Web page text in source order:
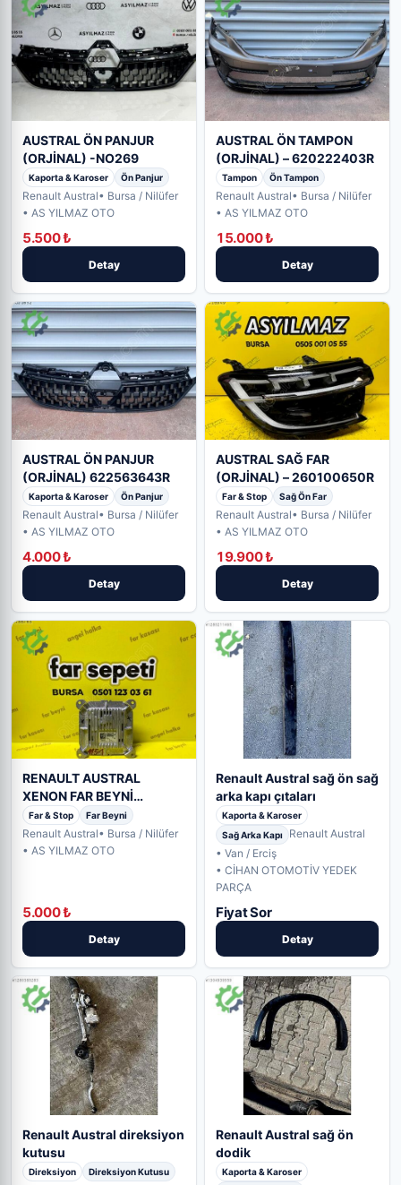
AUSTRAL ÖN PANJUR
(ORJİNAL) -NO269
Kaporta & Karoser Ön Panjur
Renault Austral• Bursa / Nilüfer
• AS YILMAZ OTO
5.500 ₺
Detay
AUSTRAL ÖN TAMPON
(ORJİNAL) – 620222403R
Tampon Ön Tampon
Renault Austral• Bursa / Nilüfer
• AS YILMAZ OTO
15.000 ₺
Detay
AUSTRAL ÖN PANJUR
(ORJİNAL) 622563643R
Kaporta & Karoser Ön Panjur
Renault Austral• Bursa / Nilüfer
• AS YILMAZ OTO
4.000 ₺
Detay
AUSTRAL SAĞ FAR
(ORJİNAL) – 260100650R
Far & Stop Sağ Ön Far
Renault Austral• Bursa / Nilüfer
• AS YILMAZ OTO
19.900 ₺
Detay
RENAULT AUSTRAL
XENON FAR BEYNİ
(ORJİNAL) 260559754R
Far & Stop Far Beyni
Renault Austral• Bursa / Nilüfer
• AS YILMAZ OTO
5.000 ₺
Detay
Renault Austral sağ ön sağ
arka kapı çıtaları
Kaporta & Karoser
Sağ Arka Kapı
Renault Austral
• Van / Erciş
• CİHAN OTOMOTİV YEDEK
PARÇA
Fiyat Sor
Detay
Renault Austral direksiyon
kutusu
Direksiyon Direksiyon Kutusu
Renault Austral sağ ön
dodik
Kaporta & Karoser